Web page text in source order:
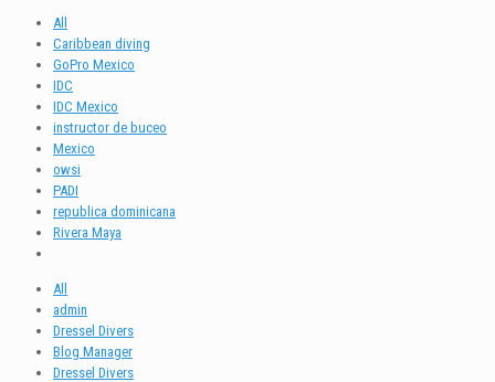
All
Caribbean diving
GoPro Mexico
IDC
IDC Mexico
instructor de buceo
Mexico
owsi
PADI
republica dominicana
Rivera Maya
All
admin
Dressel Divers
Blog Manager
Dressel Divers